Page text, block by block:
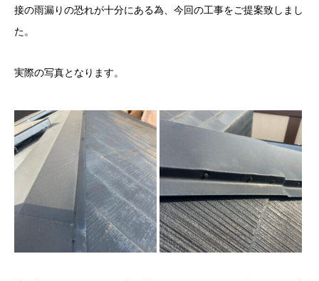
接の雨漏りの恐れが十分にある為、今回の工事をご提案致しまし
た。
実際の写真となります。